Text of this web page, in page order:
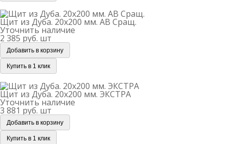
Щит из Дуба. 20х200 мм. АВ Сращ.
Уточнить наличие
2 385 руб. шт
Добавить в корзину
Купить в 1 клик
Щит из Дуба. 20х200 мм. ЭКСТРА
Уточнить наличие
3 881 руб. шт
Добавить в корзину
Купить в 1 клик